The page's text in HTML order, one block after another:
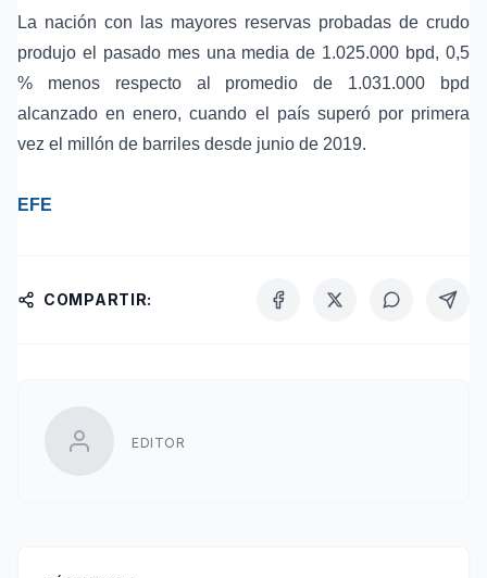
La nación con las mayores reservas probadas de crudo
produjo el pasado mes una media de 1.025.000 bpd, 0,5
% menos respecto al promedio de 1.031.000 bpd
alcanzado en enero, cuando el país superó por primera
vez el millón de barriles desde junio de 2019.
EFE
COMPARTIR:
EDITOR